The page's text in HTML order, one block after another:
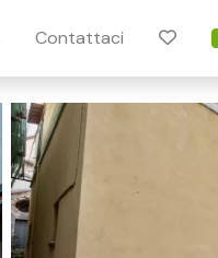
Contattaci